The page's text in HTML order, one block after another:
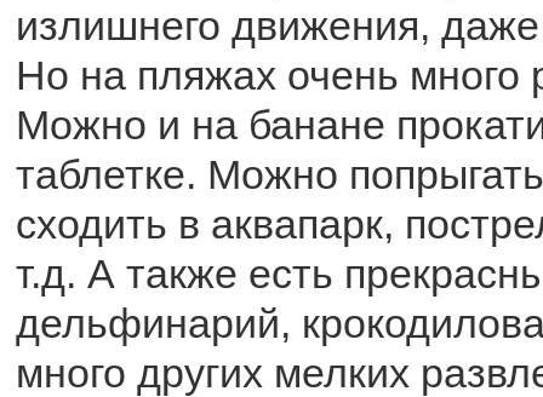
излишнего движения,
Но на пляжах очень много
Можно и на банане
таблетке. Можно
сходить в аквапарк,
т.д. А также есть
дельфинарий,
много других мелких